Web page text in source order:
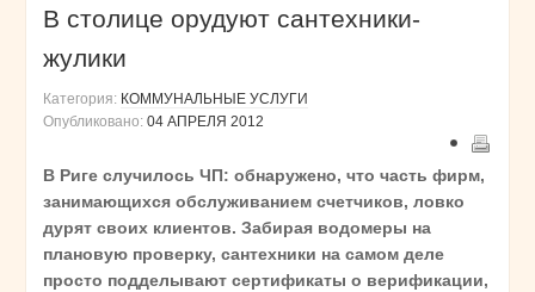
В столице орудуют сантехники-
жулики
Категория: КОММУНАЛЬНЫЕ УСЛУГИ
Опубликовано: 04 АПРЕЛЯ 2012
В Риге случилось ЧП: обнаружено, что часть фирм,
занимающихся обслуживанием счетчиков, ловко
дурят своих клиентов. Забирая водомеры на
плановую проверку, сантехники на самом деле
просто подделывают сертификаты о верификации,